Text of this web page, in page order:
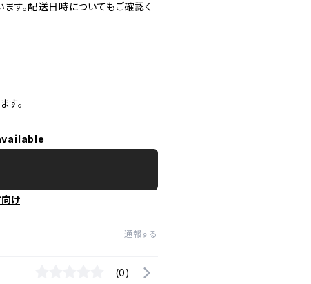
す。配送日時についてもご確認く
す。
け
通報する
(0)